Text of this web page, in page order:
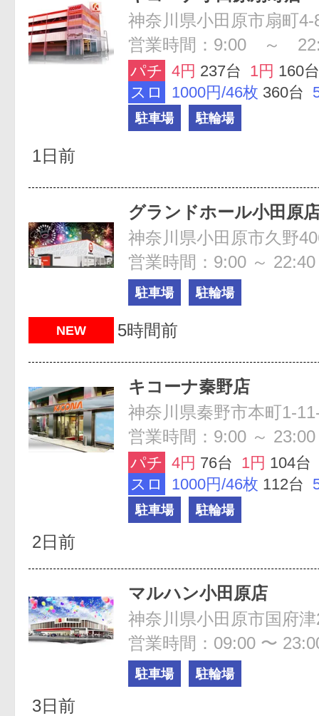
神奈川県小田原市扇町4-
営業時間：9:00 ～
パチ 4円 237台 1円 160台
スロ
1000円/46枚 360台
駐車場 駐輪場
1日前
グランドホール小田原
神奈川県小田原市久野
営業時間：9:00 ～ 22:40
駐車場 駐輪場
NEW 5時間前
キコーナ秦野店
神奈川県秦野市本町1-
営業時間：9:00 ～ 23:00
パチ 4円 76台 1円 104台
スロ
1000円/46枚 112台
駐車場 駐輪場
2日前
マルハン小田原店
神奈川県小田原市国府
営業時間：09:00 〜
駐車場 駐輪場
3日前